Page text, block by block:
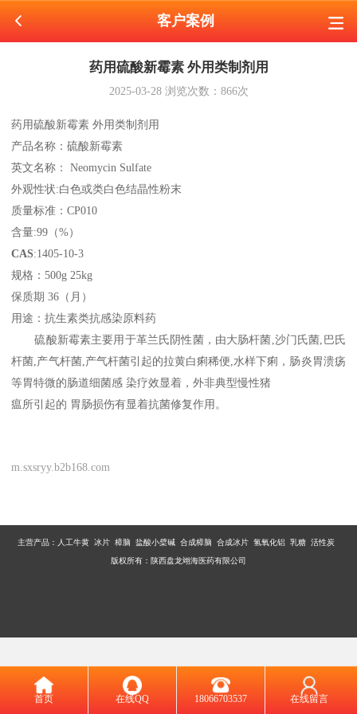
客户案例
药用硫酸新霉素 外用类制剂用
2025-03-28浏览次数： 866次
药用硫酸新霉素 外用类制剂用
产品名称：硫酸新霉素
英文名称：
Neomycin Sulfate
外观性状:白色或类白色结晶性粉末
质量标准：CP010
含量:99（%）
CAS:1405-10-3
规格：500g 25kg
保质期 36（月）
用途：抗生素类抗感染原料药
硫酸新霉素主要用于革兰氏阴性菌，由大肠杆菌,沙门氏菌,巴氏
杆菌,产气杆菌,产气杆菌引起的拉黄白痢稀便,水样下痢，肠炎胃溃疡
等胃特微的肠道细菌感 染疗效显着，外非典型慢性猪
瘟所引起的 胃肠损伤有显着抗菌修复作用。
m.sxsryy.b2b168.com
主营产品： 人工牛黄 冰片 樟脑 盐酸小檗碱 合成樟脑 合成冰片 氢氧化铝 乳糖 活性炭
版权所有：陕西盘龙翊海医药有限公司
首页 在线QQ 18066703537 在线留言